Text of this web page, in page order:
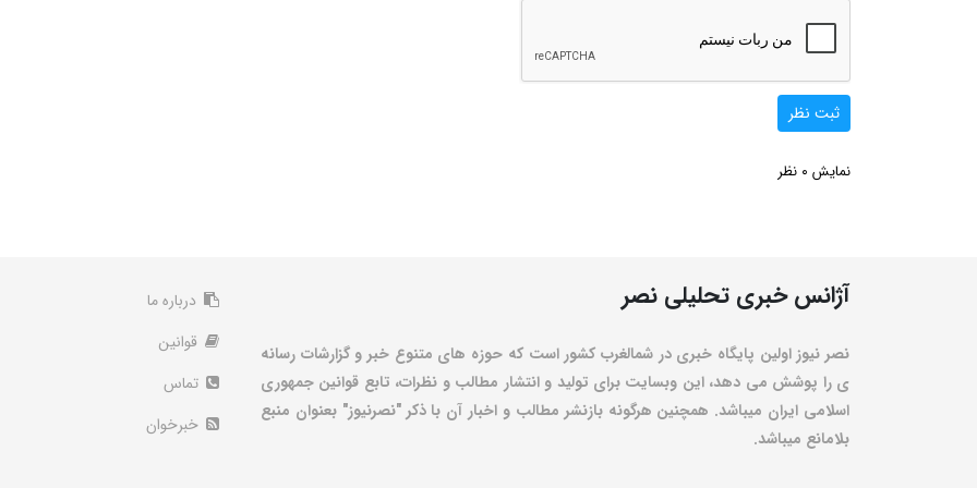
ثبت نظر
نمایش 0 نظر
آژانس خبری تحلیلی نصر
نصر نیوز اولین پایگاه خبری در شمالغرب کشور است که حوزه های متنوع خبر و گزارشات رسانه
ی را پوشش می دهد، این وبسایت برای تولید و انتشار مطالب و نظرات، تابع قوانین جمهوری
اسلامی ایران میباشد. همچنین هرگونه بازنشر مطالب و اخبار آن با ذکر "نصرنیوز" بعنوان منبع
بلامانع میباشد.
درباره ما
قوانین
تماس
خبرخوان